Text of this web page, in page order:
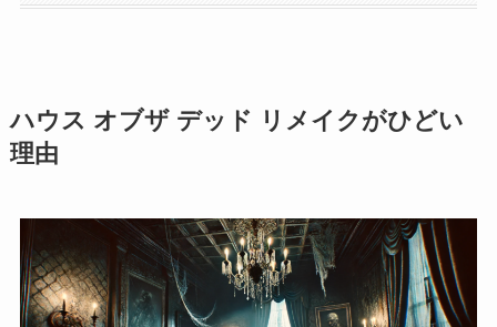
ハウス オブザ デッド リメイクがひどい
理由